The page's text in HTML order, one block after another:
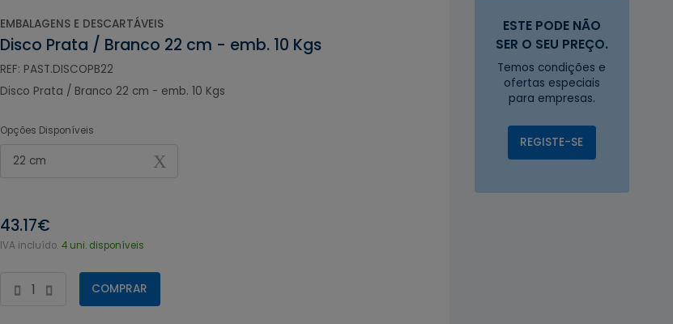
EMBALAGENS E DESCARTÁVEIS
Disco Prata / Branco 22 cm - emb. 10 Kgs
REF: PAST.DISCOPB22
Disco Prata / Branco 22 cm - emb. 10 Kgs
Opções Disponíveis
22 cm
43.17€
IVA incluído. 4 uni. disponíveis
COMPRAR
ESTE PODE NÃO
SER O SEU PREÇO.
Temos condições e
ofertas especiais
para empresas.
REGISTE-SE